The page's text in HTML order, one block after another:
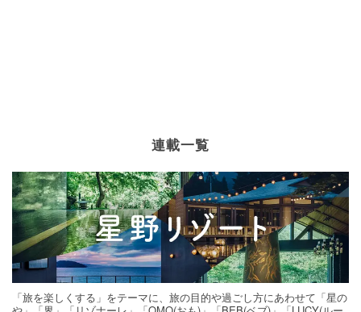
連載一覧
「旅を楽しくする」をテーマに、旅の目的や過ごし方にあわせて「星の